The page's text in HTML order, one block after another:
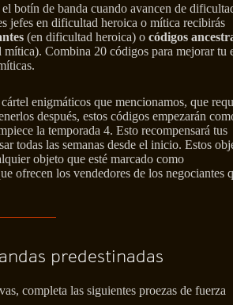
botín de banda cuando avancen de
jefes en dificultad heroica o mítica recibirás
(en dificultad heroica) o códigos
Combina 20 códigos para mejorar tu
enigmáticos que mencionamos, que
después, estos códigos empezarán
la temporada 4. Esto recompensará tus
todas las semanas desde el inicio. Estos
objeto que esté marcado como
ofrecen los vendedores de los negociantes
predestinadas
completa las siguientes proezas de fuerza